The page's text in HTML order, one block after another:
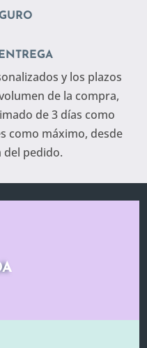
y los plazos
de la compra,
de 3 días como
como máximo, desde
pedido.